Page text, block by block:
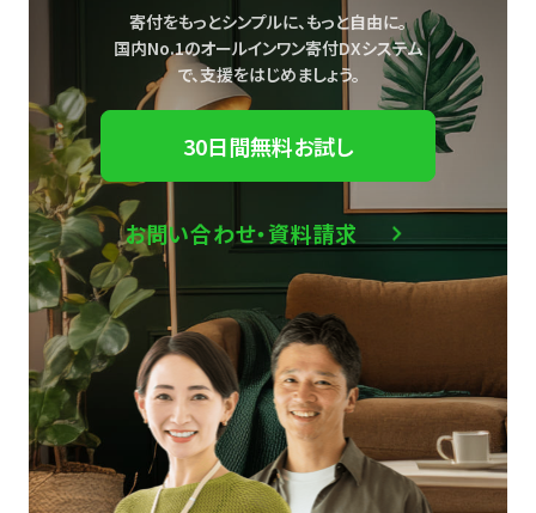
寄付をもっとシンプルに、もっと自由に。
国内No.1のオールインワン寄付DXシステム
で、支援をはじめましょう。
30日間無料お試し
お問い合わせ・資料請求